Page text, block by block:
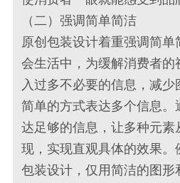
（二）强调简单简洁
原创包装设计着重强调简
会生活中，为缓解消费者的
入过多不必要的信息，减少
简单的方式表达多个信息。
达足够的信息，让多种元素
现，实现直观具体的效果。
包装设计，仅用简洁的图